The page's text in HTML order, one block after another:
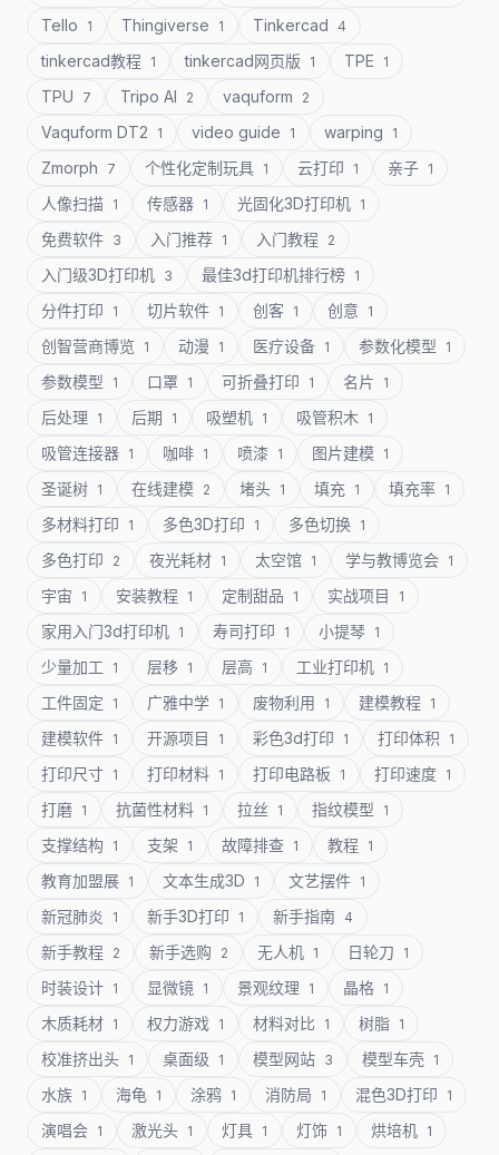
Tello 1 Thingiverse 1 Tinkercad 4
tinkercad教程 1 tinkercad网页版 1 TPE 1
TPU 7 Tripo AI 2 vaquform 2
Vaquform DT2 1 video guide 1 warping 1
Zmorph 7 个性化定制玩具 1 云打印 1 亲子 1
人像扫描 1 传感器 1 光固化3D打印机 1
免费软件 3 入门推荐 1 入门教程 2
入门级3D打印机 3 最佳3d打印机排行榜 1
分件打印 1 切片软件 1 创客 1 创意 1
创智营商博览 1 动漫 1 医疗设备 1 参数化模型 1
参数模型 1 口罩 1 可折叠打印 1 名片 1
后处理 1 后期 1 吸塑机 1 吸管积木 1
吸管连接器 1 咖啡 1 喷漆 1 图片建模 1
圣诞树 1 在线建模 2 堵头 1 填充 1 填充率 1
多材料打印 1 多色3D打印 1 多色切换 1
多色打印 2 夜光耗材 1 太空馆 1 学与教博览会 1
宇宙 1 安装教程 1 定制甜品 1 实战项目 1
家用入门3d打印机 1 寿司打印 1 小提琴 1
少量加工 1 层移 1 层高 1 工业打印机 1
工件固定 1 广雅中学 1 废物利用 1 建模教程 1
建模软件 1 开源项目 1 彩色3d打印 1 打印体积 1
打印尺寸 1 打印材料 1 打印电路板 1 打印速度 1
打磨 1 抗菌性材料 1 拉丝 1 指纹模型 1
支撑结构 1 支架 1 故障排查 1 教程 1
教育加盟展 1 文本生成3D 1 文艺摆件 1
新冠肺炎 1 新手3D打印 1 新手指南 4
新手教程 2 新手选购 2 无人机 1 日轮刀 1
时装设计 1 显微镜 1 景观纹理 1 晶格 1
木质耗材 1 权力游戏 1 材料对比 1 树脂 1
校准挤出头 1 桌面级 1 模型网站 3 模型车壳 1
水族 1 海龟 1 涂鸦 1 消防局 1 混色3D打印 1
演唱会 1 激光头 1 灯具 1 灯饰 1 烘培机 1